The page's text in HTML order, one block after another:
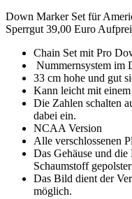
Down Marker Set für
Sperrgut 39,00 Euro
Chain Set mit Pro
Nummernsystem im
33 cm hohe und gut
Kann leicht mit
Die Zahlen schalten
dabei ein.
NCAA Version
Alle verschlossenen
Das Gehäuse und
Schaumstoff
Das Bild dient der
möglich.